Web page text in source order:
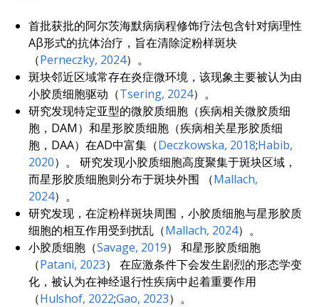
首批获批的阿尔茨海默病病程修饰疗法包含针对病理性
Aβ形式的抗体治疗，旨在清除淀粉样斑块
（Perneczky, 2024） 。
斑块邻近区域常存在炎症微环境，该现象主要被认为由
小胶质细胞驱动 （Tsering, 2024） 。
研究发现特定亚型的微胶质细胞（疾病相关微胶质细
胞，DAM）和星形胶质细胞（疾病相关星形胶质细
胞，DAA）在AD中富集 （Deczkowska, 2018;Habib,
2020） 。 研究发现小胶质细胞高度聚集于斑块区域，
而星形胶质细胞则分布于斑块外围
（Mallach,
2024） 。
研究发现，在淀粉样斑块周围，小胶质细胞与星形胶质
细胞的相互作用受到扰乱 （Mallach, 2024） 。
小胶质细胞 （Savage, 2019）
和星形胶质细胞
（Patani, 2023）
在应激条件下会发生剧烈的形态学变
化，被认为在神经退行性疾病中起着重要作用
（Hulshof, 2022;Gao, 2023） 。